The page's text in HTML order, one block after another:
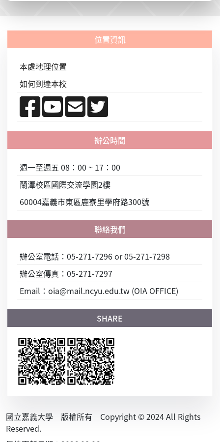
本處地理位置
如何到達本校
週一至週五 08：00 ~ 17：00
蘭潭校區國際交流學園2樓
60004嘉義市東區鹿寮里學府路300號
辦公室電話：05-271-7296 or 05-271-7298
辦公室傳真：05-271-7297
Email：oia@mail.ncyu.edu.tw (OIA OFFICE)
國立嘉義大學 版權所有 Copyright © 2024 All Rights
Reserved.